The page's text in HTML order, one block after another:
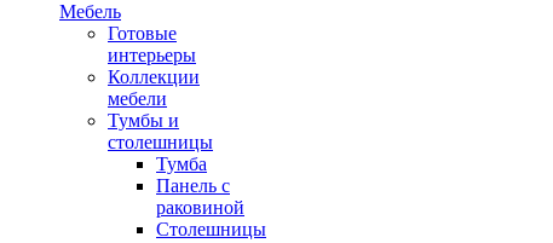
Мебель
Готовые
интерьеры
Коллекции
мебели
Тумбы и
столешницы
Тумба
Панель с
раковиной
Столешницы